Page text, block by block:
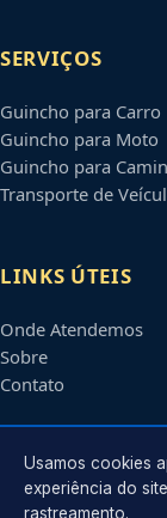
SERVIÇOS
Guincho para Carro
Guincho para Moto
Guincho para
Transporte de
LINKS ÚTEIS
Onde Atendemos
Sobre
Contato
CONTATO
Usamos cookies
experiência do
rastreamento.